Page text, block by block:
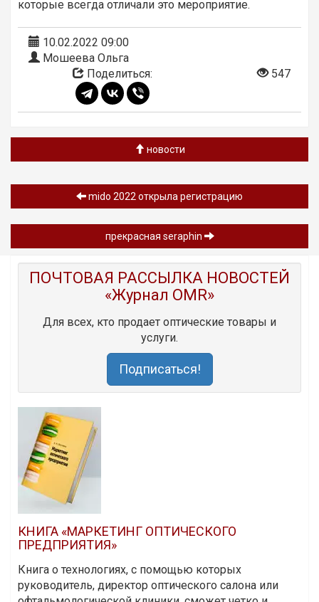
которые всегда отличали это мероприятие.
10.02.2022 09:00
Мошеева Ольга
Поделиться:
547
новости
mido 2022 открыла регистрацию
прекрасная seraphin
ПОЧТОВАЯ РАССЫЛКА НОВОСТЕЙ
«Журнал OMR»
Для всех, кто продает оптические товары и
услуги.
Подписаться!
КНИГА «МАРКЕТИНГ ОПТИЧЕСКОГО
ПРЕДПРИЯТИЯ»
Книга о технологиях, с помощью которых
руководитель, директор оптического салона или